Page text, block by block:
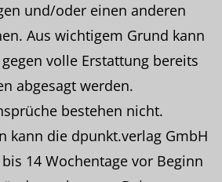
und/oder einen anderen
Aus wichtigem Grund kann
volle Erstattung bereits
abgesagt werden.
bestehen nicht.
kann die dpunkt.verlag GmbH
14 Wochentage vor Beginn